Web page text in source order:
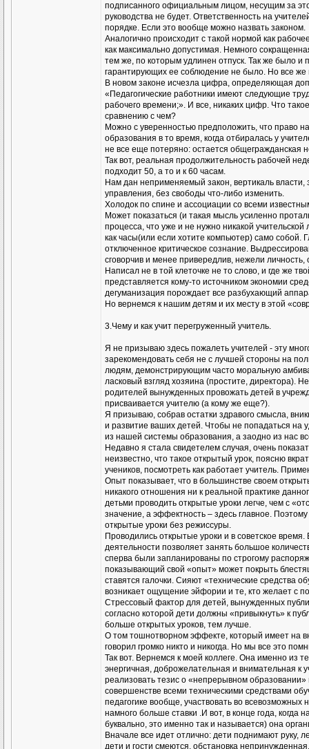
подписанного официальным лицом, несущим за это
руководства не будет. Ответственность на
порядке. Если это вообще можно назвать законом.
Аналогично происходит с такой нормой как
как максимально допустимая. Немного
тем же, по которым удлинен отпуск. Так же было и
гарантирующих ее соблюдение не было. Но все
В новом законе исчезла цифра, определяющая
«Педагогические работники имеют следующие
рабочего времени;». И все, никаких цифр. Что
сравнению с чем?
Можно с уверенностью предположить, что право
образования в то время, когда отбиралась у
не все еще потеряно: остается общегражданская
Так вот, реальная продолжительность рабочей
подходит 50, а то и к 60 часам.
Нам дан неприменяемый закон, вертикаль власти,
управления, без свободы что-либо изменить.
Холодок по спине и ассоциации со всеми
Может показаться (и такая мысль усиленно
процесса, что уже и не нужно никакой учительской
как часы(или если хотите компьютер) само собой.
отключенное критическое сознание.
сговорчив и менее привередлив, нежели
Написал не в той клеточке не то слово, и где же
представляется кому-то источником экономии
дегуманизация порождает все разбухающий
Но вернемся к нашим детям и их месту в этой
3.Чему и как учит перегруженный учитель.
Я не призываю здесь пожалеть учителей - эту
зарекомендовать себя не с лучшей стороны на
людям, демонстрирующим часто моральную
ласковый взгляд хозяина (простите, директора).
родителей вынужденных провожать детей в
присваивается учителю (а кому же еще?).
Я призываю, собрав остатки здравого смысла,
и развитие ваших детей. Чтобы не попадаться
из нашей системы образования, а заодно из нас
Недавно я стала свидетелем случая, очень
неизвестно, что такое открытый урок, поясню
учеников, посмотреть как работает учитель.
Опыт показывает, что в большинстве своем
никакого отношения ни к реальной практике
детьми проводить открытые уроки легче, чем с
значение, а эффектность – здесь главное.
открытые уроки без режиссуры.
Проводились открытые уроки и в советское
деятельности позволяет занять большое
сперва были запланированы по строгому
показывающий свой «опыт» может покрыть
ставятся галочки. Сияют «технические средства
возникает ощущение эйфории и те, кто желает с
Стрессовый фактор для детей, вынужденных
согласно которой дети должны «привыкнуть» к
больше открытых уроков, тем лучше.
О том тошнотворном эффекте, который имеет на
говорил громко никто и никогда. Но мы все это
Так вот. Вернемся к моей коллеге. Она именно из
энергичная, доброжелательная и внимательная
реализовать тезис о «непрерывном
совершенстве всеми техническими средствами
педагогике вообще, участвовать во
намного больше ставки .И вот, в конце года, когда
буквально, это именно так и называется) она
Вначале все идет отлично: дети поднимают руку,
дети и гости смеются, обстановка